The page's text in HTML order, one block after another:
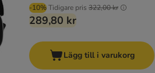
-10%Tidigare pris 322,00 kr
289,80 kr
Lägg till i varukorg